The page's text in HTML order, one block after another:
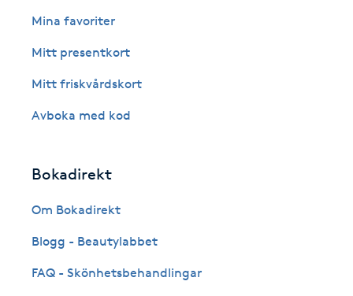
Faceliftmassage
Fibromassage
Mina favoriter
Mitt presentkort
Mitt friskvårdskort
Avboka med kod
Bokadirekt
Om Bokadirekt
Blogg - Beautylabbet
FAQ - Skönhetsbehandlingar